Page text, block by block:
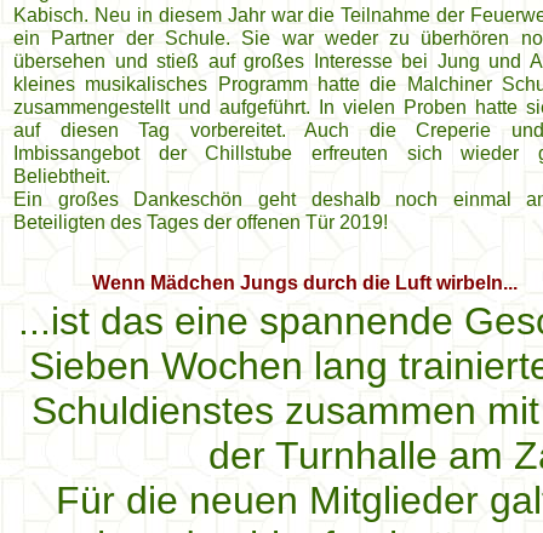
Kabisch. Neu in diesem Jahr war die Teilnahme der
ein Partner der Schule. Sie war weder zu überhören
übersehen und stieß auf großes Interesse bei Jung und
kleines musikalisches Programm hatte die Malchiner
zusammengestellt und aufgeführt. In vielen Proben hatte
auf diesen Tag vorbereitet. Auch die Creperie
Imbissangebot der Chillstube erfreuten sich wieder
Beliebtheit.
Ein großes Dankeschön geht deshalb noch einmal
Beteiligten des Tages der offenen Tür 2019!
Wenn Mädchen Jungs durch die Luft wirbeln...
...ist das eine spannende
Sieben Wochen lang
Schuldienstes zusammen
der Turnhalle am
Für die neuen Mitglieder